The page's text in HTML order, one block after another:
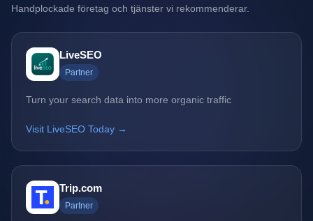
Handplockade företag och tjänster vi rekommenderar.
LiveSEO
Partner
Turn your search data into more organic traffic
Visit LiveSEO Today →
Trip.com
Partner